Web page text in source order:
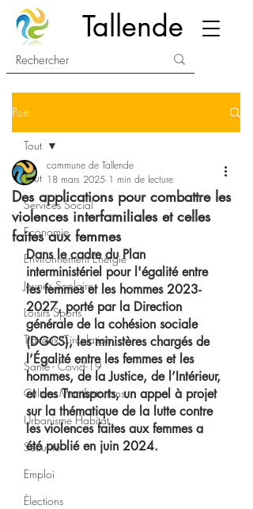
Tallende
Post
Tout
Services Social
Economie
Environnement Energie
Jeunes Scolaire
Loisirs Sports
Travaux Circulation
Santé - Covid-19
Culture Manifestations
Urbanisme Habitat
Sécurité
Emploi
Élections
Tout
Des applications pour combattre les
violences interfamiliales et celles
faites aux femmes
commune de Tallende
18 mars 2025 1 min de lecture
Dans le cadre du Plan
interministériel pour l'égalité entre
les femmes et les hommes 2023-
2027, porté par la Direction
générale de la cohésion sociale
(DGCS), les ministères chargés de
l’Égalité entre les femmes et les
hommes, de la Justice, de l’Intérieur,
et des Transports, un appel à projet
sur la thématique de la lutte contre
les violences faites aux femmes a
été publié en juin 2024.